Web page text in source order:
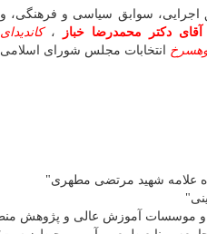
اجرایی، سوابق سیاسی و فرهنگی، و
آقای دکتر محمدرضا خباز ،کاندیدای
انتخابات مجلس شورای اسلامی